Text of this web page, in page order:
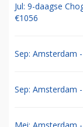
Jul: 9-daagse
€1056
Sep: Amsterdam
Sep: Amsterdam